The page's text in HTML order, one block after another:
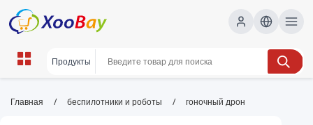
гоночный дрон | XOOBAY B2B/B2C
Главная / беспилотники и роботы / гоночный дрон